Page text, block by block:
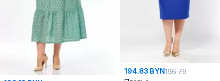
194.83 BYN196.79